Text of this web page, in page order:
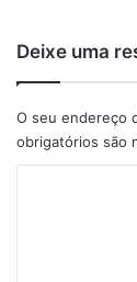
Deixe uma
O seu endereço
obrigatórios são